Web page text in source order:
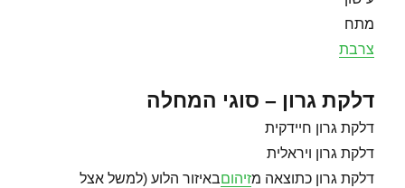
מתח
צרבת
דלקת גרון – סוגי המחלה
דלקת גרון חיידקית
דלקת גרון ויראלית
דלקת גרון כתוצאה מזיהוםבאיזור הלוע (למשל אצל